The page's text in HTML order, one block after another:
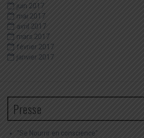
juin 2017
mai 2017
avril 2017
mars 2017
février 2017
janvier 2017
Presse
"Se Nourrir en conscience"